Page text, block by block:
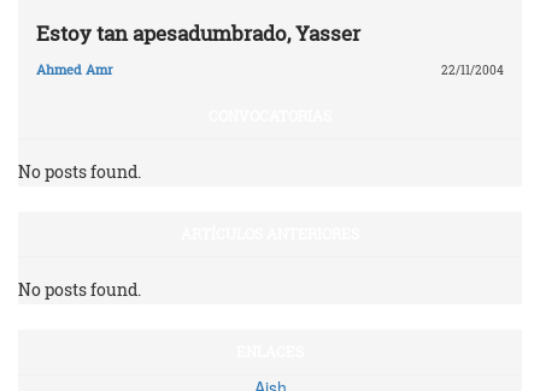
Estoy tan apesadumbrado, Yasser
Ahmed Amr 22/11/2004
No posts found.
No posts found.